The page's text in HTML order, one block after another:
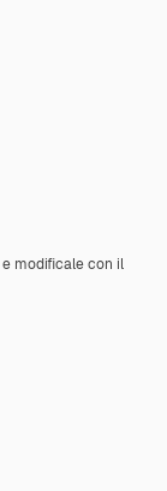
e modificale con il